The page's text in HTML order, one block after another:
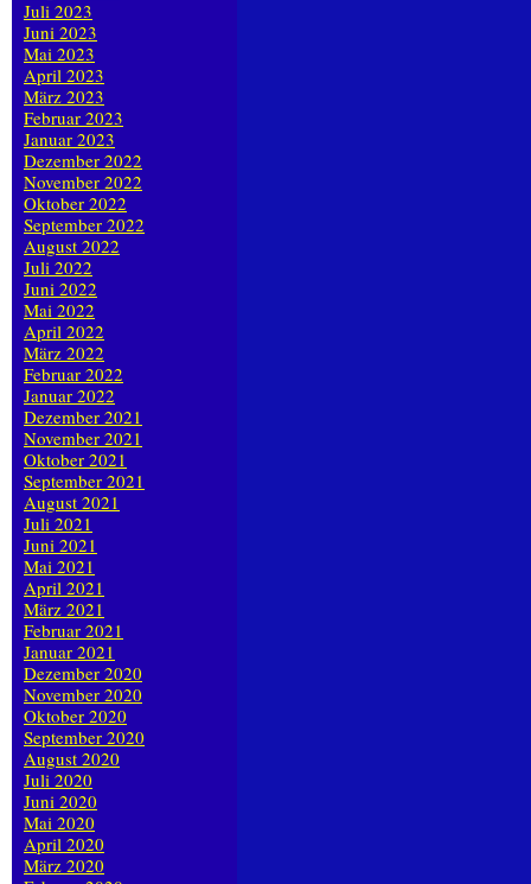
Juli 2023
Juni 2023
Mai 2023
April 2023
März 2023
Februar 2023
Januar 2023
Dezember 2022
November 2022
Oktober 2022
September 2022
August 2022
Juli 2022
Juni 2022
Mai 2022
April 2022
März 2022
Februar 2022
Januar 2022
Dezember 2021
November 2021
Oktober 2021
September 2021
August 2021
Juli 2021
Juni 2021
Mai 2021
April 2021
März 2021
Februar 2021
Januar 2021
Dezember 2020
November 2020
Oktober 2020
September 2020
August 2020
Juli 2020
Juni 2020
Mai 2020
April 2020
März 2020